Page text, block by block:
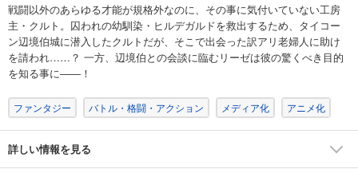
戦闘以外のあらゆる才能が規格外なのに、その事に気付いていない工房
主・クルト。囚われの幼馴染・ヒルデガルドを救出するため、タイコー
ン辺境伯城に潜入したクルトだが、そこで出会った訳アリ老婦人に助け
を請われ……？ 一方、辺境伯との会談に臨むリーゼは彼の驚くべき目的
を知る事に――！
ファンタジー バトル・格闘・アクション メディア化 アニメ化
詳しい情報を見る